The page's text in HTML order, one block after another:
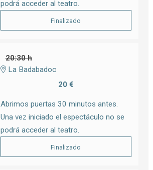
podrá acceder al teatro.
Finalizado
20:30 h
La Badabadoc
20 €
Abrimos puertas 30 minutos antes.
Una vez iniciado el espectáculo no se
podrá acceder al teatro.
Finalizado